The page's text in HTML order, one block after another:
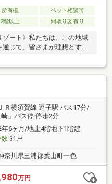
所有権
ペット相談可
2階以上 間取り図有り
ゾート》私たちは、この地域
じて、皆さまが理想とする
る」ことではなく、「どん
える大切なプロセスです。
くしたプロとして、皆さま
全力でサポートいたしま
い合わせください。
ＪＲ横須賀線 逗子駅 バス17分/
崎」バス停 停歩2分
年6ヶ月/地上4階地下1階建
31戸
奈川県三浦郡葉山町一色
万円